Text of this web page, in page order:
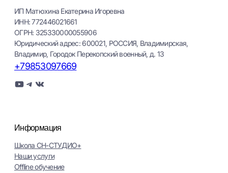
ИП Матюхина Екатерина Игоревна
ИНН: 772446021661
ОГРН: 325330000055906
Юридический адрес: 600021, РОССИЯ, Владимирская,
Владимир, Городок Перекопский военный, д. 13
+79853097669
YouTube Telegram ВКонтакте
Информация
Школа СН-СТУДИО+
Наши услуги
Оffline обучение